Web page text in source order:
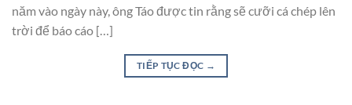
năm vào ngày này, ông Táo được tin rằng sẽ cưỡi cá chép lên
trời để báo cáo […]
TIẾP TỤC ĐỌC →